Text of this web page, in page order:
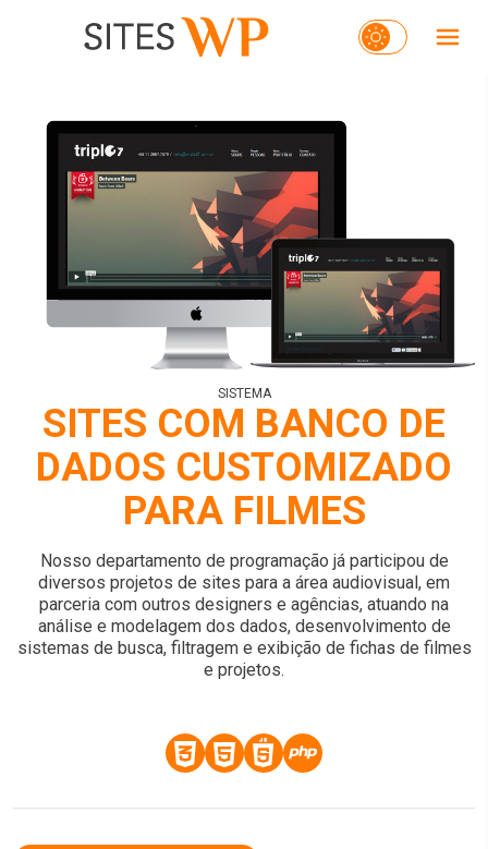
SISTEMA
SITES COM BANCO DE
DADOS CUSTOMIZADO
PARA FILMES
Nosso departamento de programação já participou de
diversos projetos de sites para a área audiovisual, em
parceria com outros designers e agências, atuando na
análise e modelagem dos dados, desenvolvimento de
sistemas de busca, filtragem e exibição de fichas de filmes
e projetos.